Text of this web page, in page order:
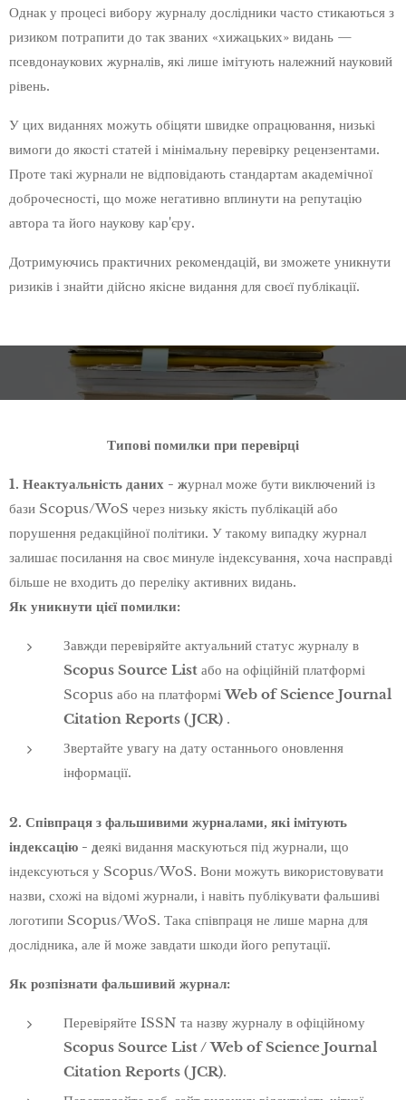
Однак у процесі вибору журналу дослідники часто стикаються з
ризиком потрапити до так званих «хижацьких» видань —
псевдонаукових журналів, які лише імітують належний науковий
рівень.
У цих виданнях можуть обіцяти швидке опрацювання, низькі
вимоги до якості статей і мінімальну перевірку рецензентами.
Проте такі журнали не відповідають стандартам академічної
доброчесності, що може негативно вплинути на репутацію
автора та його наукову кар'єру.
Дотримуючись практичних рекомендацій, ви зможете уникнути
ризиків і знайти дійсно якісне видання для своєї публікації.
Типові помилки при перевірці
1. Неактуальність даних - журнал може бути виключений із
бази Scopus/WoS через низьку якість публікацій або
порушення редакційної політики. У такому випадку журнал
залишає посилання на своє минуле індексування, хоча насправді
більше не входить до переліку активних видань.
Як уникнути цієї помилки:
Завжди перевіряйте актуальний статус журналу в
Scopus Source List або на офіційній платформі
Scopus або на платформіWeb of Science Journal
Citation Reports (JCR) .
Звертайте увагу на дату останнього оновлення
інформації.
2. Співпраця з фальшивими журналами, які імітують
індексацію - деякі видання маскуються під журнали, що
індексуються у Scopus/WoS. Вони можуть використовувати
назви, схожі на відомі журнали, і навіть публікувати фальшиві
логотипи Scopus/WoS. Така співпраця не лише марна для
дослідника, але й може завдати шкоди його репутації.
Як розпізнати фальшивий журнал:
Перевіряйте ISSN та назву журналу в офіційному
Scopus Source List /Web of Science Journal
Citation Reports (JCR).